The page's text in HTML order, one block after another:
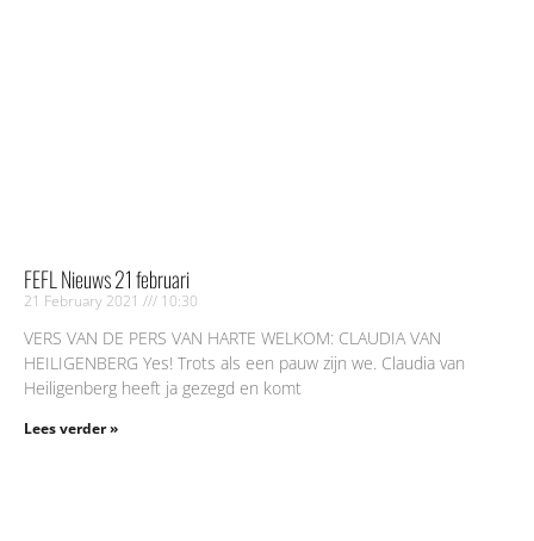
FEFL Nieuws 21 februari
21 February 2021 10:30
VERS VAN DE PERS VAN HARTE WELKOM: CLAUDIA VAN
HEILIGENBERG Yes! Trots als een pauw zijn we. Claudia van
Heiligenberg heeft ja gezegd en komt
Lees verder »